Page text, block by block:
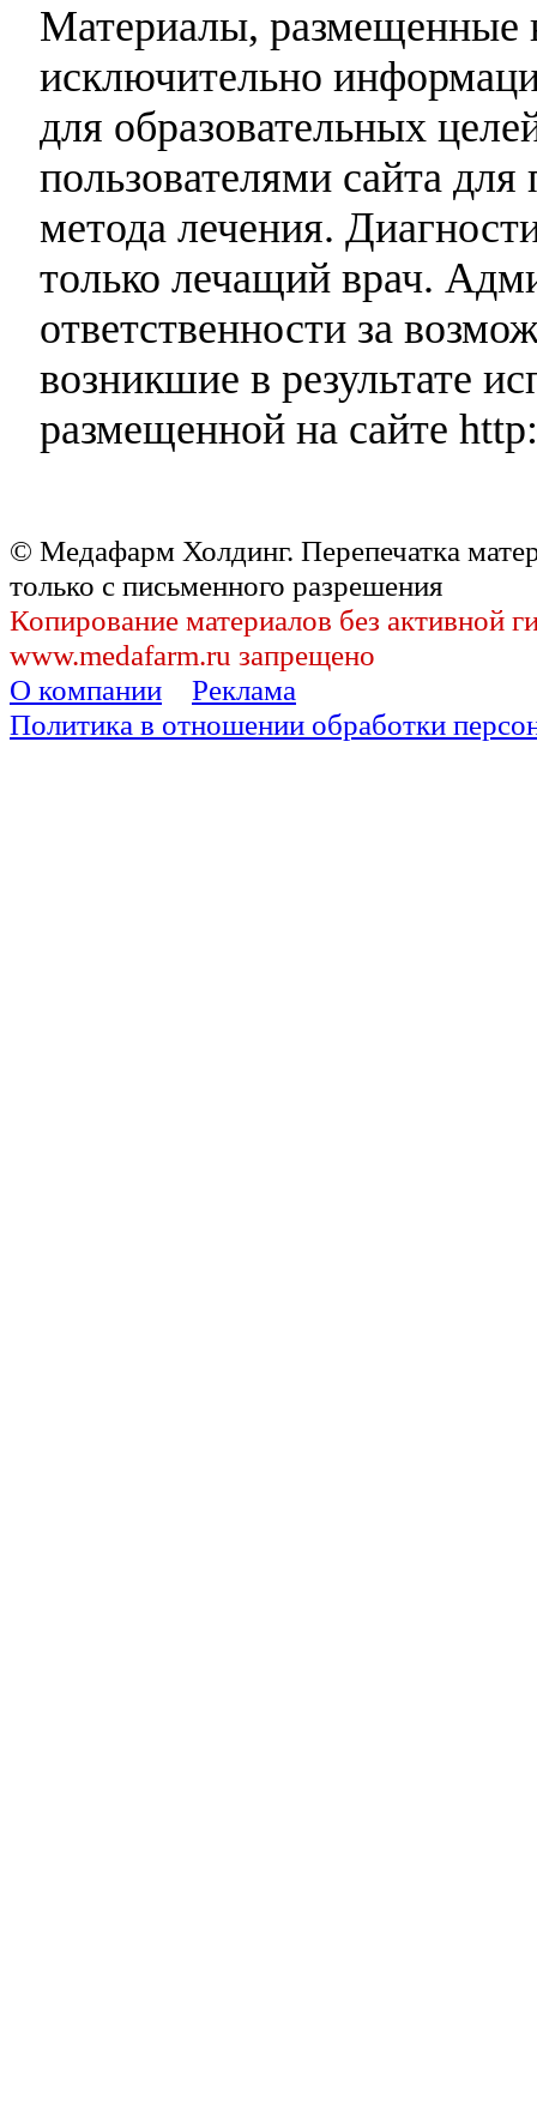
Материалы, размещенные
исключительно
для образовательных
пользователями сайта
метода лечения.
только лечащий врач.
ответственности за
возникшие в результате
размещенной на сайте
© Медафарм Холдинг. Перепечатка
только с письменного разрешения
Копирование материалов без активной
www.medafarm.ru запрещено
О компании
Реклама
Политика в отношении обработки